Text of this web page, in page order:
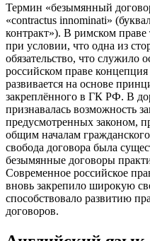
Термин «безымянный
«contractus innominati»
контракт»). В римском праве
при условии, что одна из
обязательство, что служило
российском праве
развивается на основе
закреплённого в ГК РФ. В
признавалась возможность
предусмотренных законом,
общим началам
свобода договора была
безымянные договоры
Современное российское
вновь закрепило широкую
способствовало развитию
договоров.